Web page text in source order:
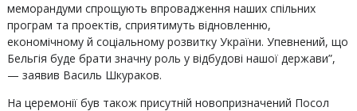
меморандуми спрощують впровадження наших спільних
програм та проектів, сприятимуть відновленню,
економічному й соціальному розвитку України. Упевнений, що
Бельгія буде брати значну роль у відбудові нашої держави”,
— заявив Василь Шкураков.
На церемонії був також присутній новопризначений Посол